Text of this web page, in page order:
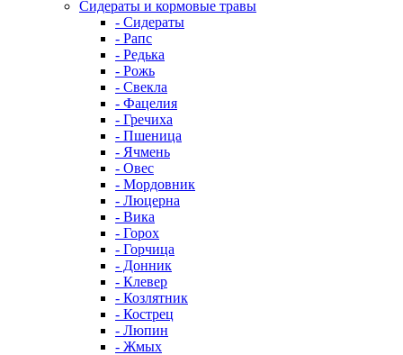
Сидераты и кормовые травы
- Сидераты
- Рапс
- Редька
- Рожь
- Свекла
- Фацелия
- Гречиха
- Пшеница
- Ячмень
- Овес
- Мордовник
- Люцерна
- Вика
- Горох
- Горчица
- Донник
- Клевер
- Козлятник
- Кострец
- Люпин
- Жмых